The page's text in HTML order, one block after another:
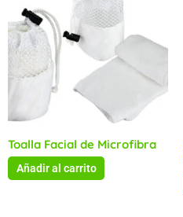
Toalla Facial de Microfibra
Añadir al carrito